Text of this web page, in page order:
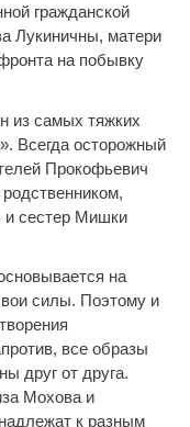
гражданской
Лукиничны, матери
на побывку
из самых тяжких
Всегда осторожный
Прокофьевич
сестер Мишки
на
силы. Поэтому и
все образы
друг от друга.
Мохова и
к разным